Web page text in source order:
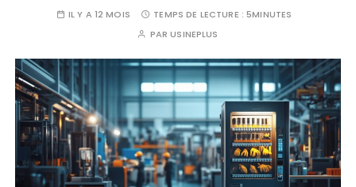
IL Y A 12 MOIS TEMPS DE LECTURE :5MINUTES
PARUSINEPLUS